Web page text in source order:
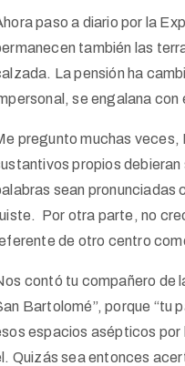
paso a diario por la
también las
La pensión ha
se engalana con
pregunto muchas veces,
propios
sean pronunciadas
Por otra parte, no
de otro centro
contó tu compañero de
Bartolomé”, porque “tu
espacios asépticos por
Quizás sea entonces